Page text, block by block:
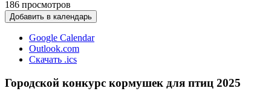
186 просмотров
Добавить в календарь
Google Calendar
Outlook.com
Скачать .ics
Городской конкурс кормушек для птиц 2025